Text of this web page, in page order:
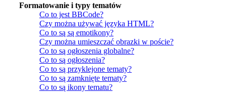
Formatowanie i typy tematów
Co to jest BBCode?
Czy można używać języka HTML?
Co to są są emotikony?
Czy można umieszczać obrazki w poście?
Co to są ogłoszenia globalne?
Co to są ogłoszenia?
Co to są przyklejone tematy?
Co to są zamknięte tematy?
Co to są ikony tematu?